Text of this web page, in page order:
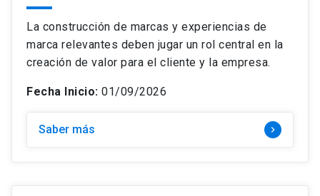
La construcción de marcas y experiencias de
marca relevantes deben jugar un rol central en la
creación de valor para el cliente y la empresa.
Fecha Inicio: 01/09/2026
Saber más keyboard_arrow_right